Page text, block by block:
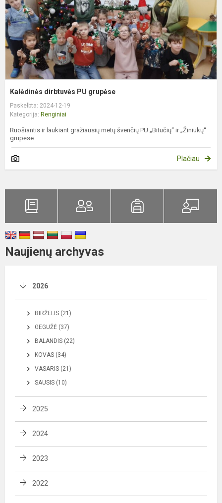
Kalėdinės dirbtuvės PU grupėse
Paskelbta: 2024-12-19
Kategorija: Renginiai
Ruošiantis ir laukiant gražiausių metų švenčių PU „Bitučių“ ir „Žiniukų“
grupėse...
Plačiau
Naujienų archyvas
2026
BIRŽELIS (21)
GEGUŽĖ (37)
BALANDIS (22)
KOVAS (34)
VASARIS (21)
SAUSIS (10)
2025
2024
2023
2022